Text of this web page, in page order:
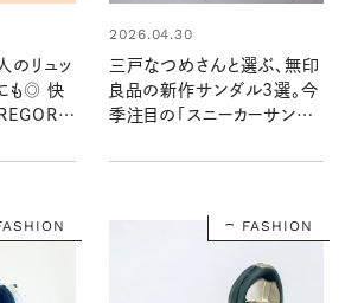
のリュッ
も◎ 快
2026.04.30
三戸なつめさんと選ぶ、無印
良品の新作サンダル3選。今
季注目の「スニーカーサンダ
FASHION